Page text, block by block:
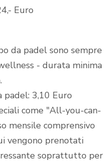
Euro
da padel sono sempre
- durata minima
3,10 Euro
come "All-you-can-
mensile comprensivo
vengono prenotati
soprattutto per